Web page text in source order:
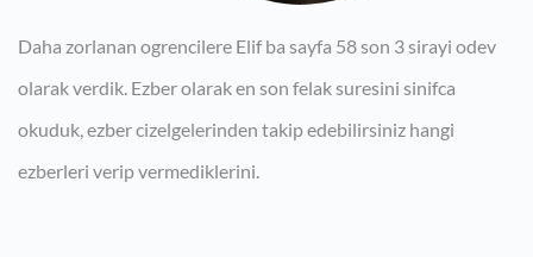
Daha zorlanan ogrencilere Elif ba sayfa 58 son 3 sirayi odev
olarak verdik. Ezber olarak en son felak suresini sinifca
okuduk, ezber cizelgelerinden takip edebilirsiniz hangi
ezberleri verip vermediklerini.